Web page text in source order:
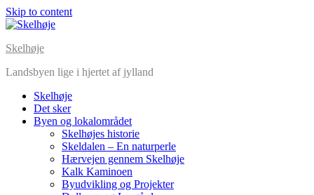
Skip to content
Skelhøje
Landsbyen lige i hjertet af jylland
Skelhøje
Det sker
Byen og lokalområdet
Skelhøjes historie
Skeldalen – En naturperle
Hærvejen gennem Skelhøje
Kalk Kaminoen
Byudvikling og Projekter